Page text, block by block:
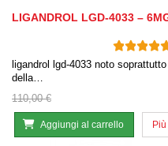
LIGANDROL LGD-4033 –
ligandrol lgd-4033 noto
della…
110,00 €
Aggiungi al carrello Più